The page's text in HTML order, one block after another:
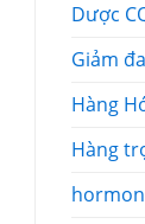
Dược
Giảm
Hàng
Hàng
Viên ngậm Bảo
lạnh, nhiễm
đờm, ho do dị
Giảm giá sỉ
5SP bất kỳ